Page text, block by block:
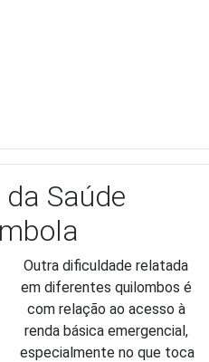
Saúde
Outra dificuldade relatada
em diferentes quilombos é
com relação ao acesso à
renda básica emergencial,
especialmente no que toca